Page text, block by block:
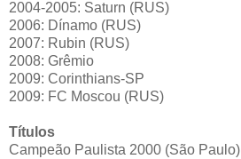
2004-2005: Saturn (RUS)
2006: Dínamo (RUS)
2007: Rubin (RUS)
2008: Grêmio
2009: Corinthians-SP
2009: FC Moscou (RUS)
Títulos
Campeão Paulista 2000 (São Paulo)